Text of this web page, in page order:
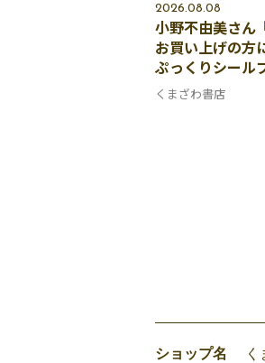
2026.08.08
小野不由美さん
お買い上げの方
ぷっくりシール
くまざわ書店
ショップ名